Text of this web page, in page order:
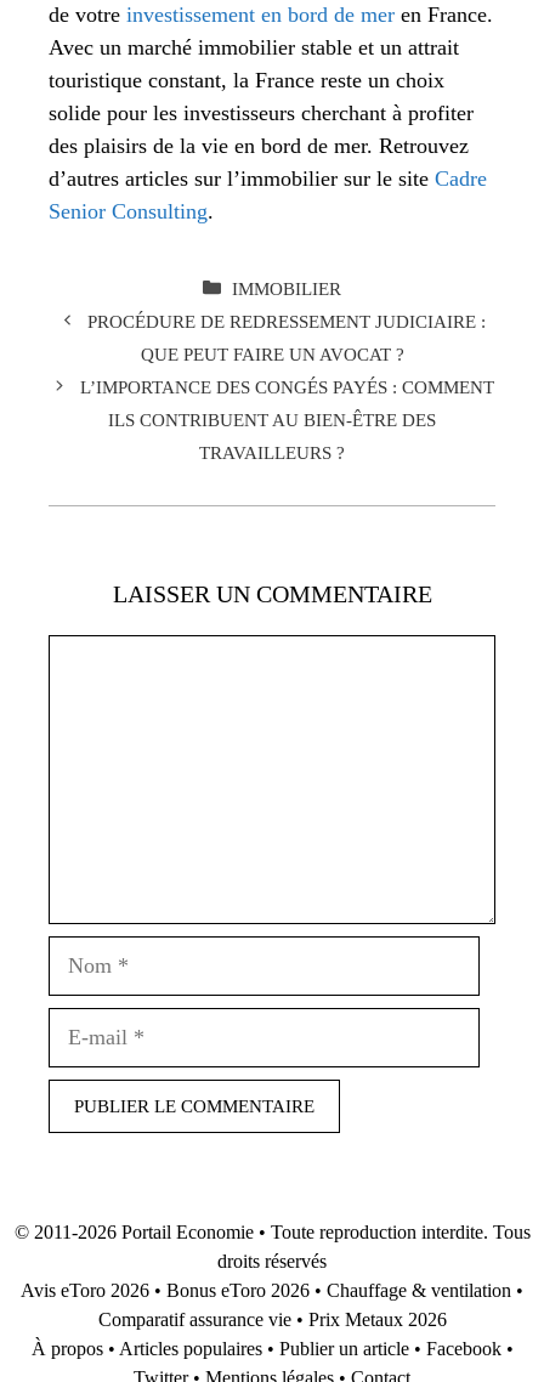
de votre investissement en bord de mer en France.
Avec un marché immobilier stable et un attrait
touristique constant, la France reste un choix
solide pour les investisseurs cherchant à profiter
des plaisirs de la vie en bord de mer. Retrouvez
d’autres articles sur l’immobilier sur le site Cadre
Senior Consulting.​​​​
CATÉGORIES
IMMOBILIER
PROCÉDURE DE REDRESSEMENT JUDICIAIRE :
QUE PEUT FAIRE UN AVOCAT ?
L’IMPORTANCE DES CONGÉS PAYÉS : COMMENT
ILS CONTRIBUENT AU BIEN-ÊTRE DES
TRAVAILLEURS ?
LAISSER UN COMMENTAIRE
© 2011-2026 Portail Economie• Toute reproduction interdite. Tous
droits réservés
Avis eToro 2026 • Bonus eToro 2026 • Chauffage & ventilation •
Comparatif assurance vie• Prix Metaux 2026
À propos• Articles populaires• Publier un article• Facebook•
Twitter• Mentions légales • Contact